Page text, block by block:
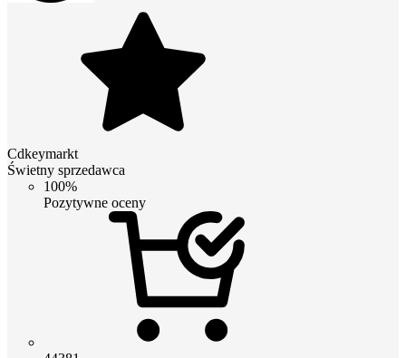
Cdkeymarkt
Świetny sprzedawca
100%
Pozytywne oceny